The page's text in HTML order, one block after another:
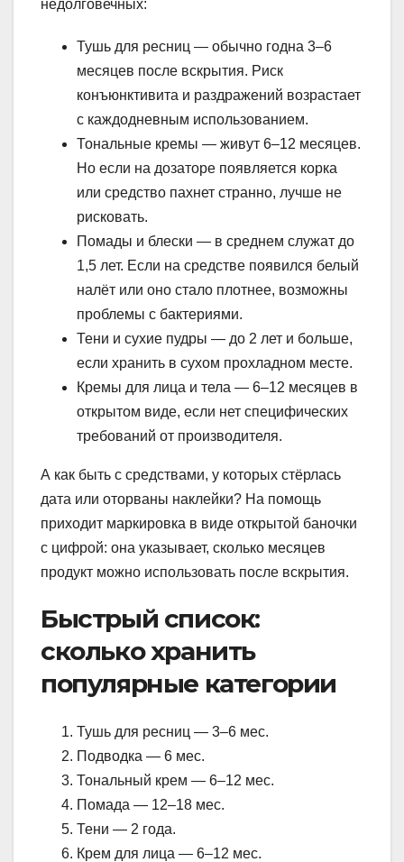
недолговечных:
Тушь для ресниц — обычно годна 3–6
месяцев после вскрытия. Риск
конъюнктивита и раздражений возрастает
с каждодневным использованием.
Тональные кремы — живут 6–12 месяцев.
Но если на дозаторе появляется корка
или средство пахнет странно, лучше не
рисковать.
Помады и блески — в среднем служат до
1,5 лет. Если на средстве появился белый
налёт или оно стало плотнее, возможны
проблемы с бактериями.
Тени и сухие пудры — до 2 лет и больше,
если хранить в сухом прохладном месте.
Кремы для лица и тела — 6–12 месяцев в
открытом виде, если нет специфических
требований от производителя.
А как быть с средствами, у которых стёрлась
дата или оторваны наклейки? На помощь
приходит маркировка в виде открытой баночки
с цифрой: она указывает, сколько месяцев
продукт можно использовать после вскрытия.
Быстрый список:
сколько хранить
популярные категории
Тушь для ресниц — 3–6 мес.
Подводка — 6 мес.
Тональный крем — 6–12 мес.
Помада — 12–18 мес.
Тени — 2 года.
Крем для лица — 6–12 мес.